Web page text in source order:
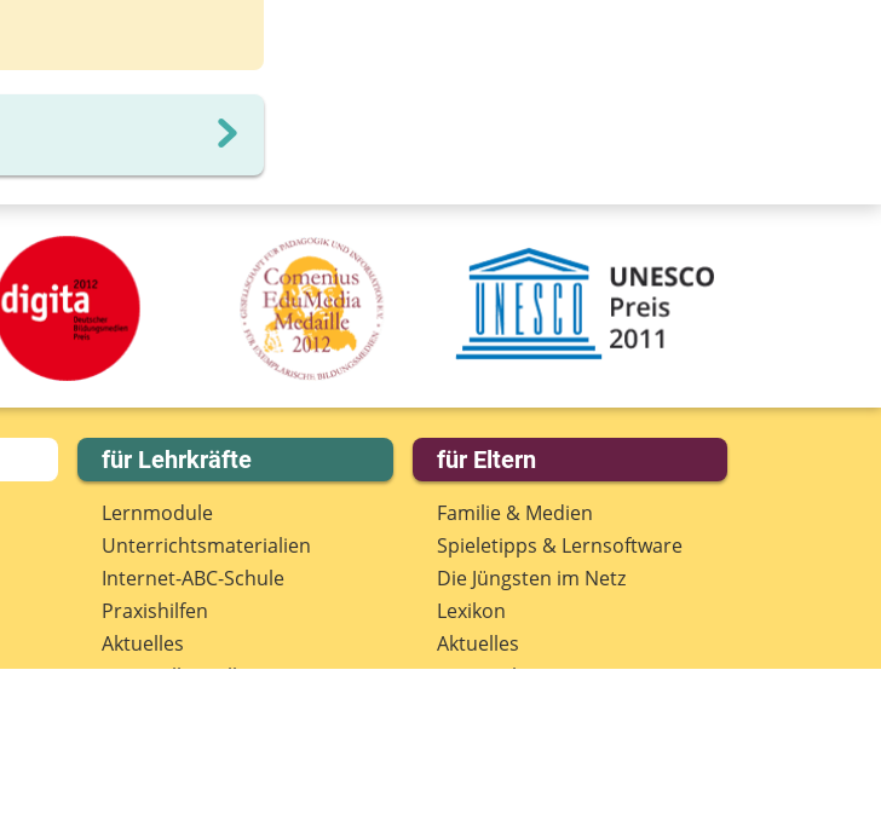
für Lehrkräfte
Lernmodule
Unterrichts­materialien
Internet-ABC-Schule
Praxishilfen
Aktuelles
Materialbestellung
für Eltern
Familie & Medien
Spieletipps & Lernsoftware
Die Jüngsten im Netz
Lexikon
Aktuelles
Datenschutz